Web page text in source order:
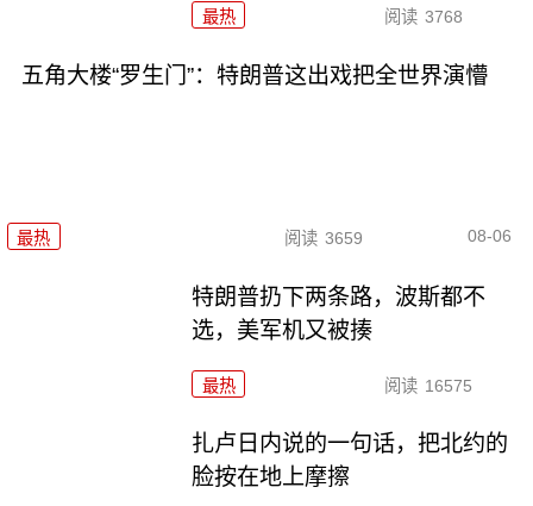
最热 阅读 3768
五角大楼“罗生门”：特朗普这出戏把全世界演懵
最热 阅读 3659 08-06
特朗普扔下两条路，波斯都不
选，美军机又被揍
最热 阅读 16575
扎卢日内说的一句话，把北约的
脸按在地上摩擦